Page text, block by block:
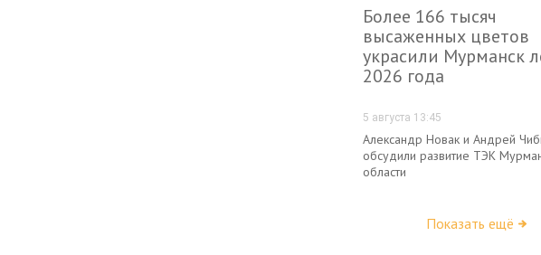
Более 166 тысяч
высаженных цветов
украсили Мурманск
2026 года
5 августа 13:45
Александр Новак и Андрей
обсудили развитие ТЭК
области
Показать ещё